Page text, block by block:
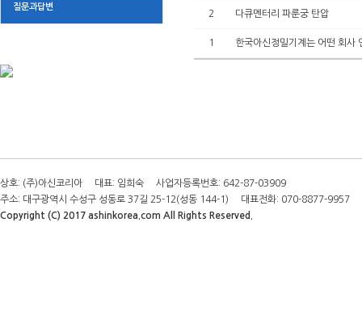
질문과답변
2 다큐멘터리 파룬궁 탄압
1 한국아신정밀기계는 어떤 회사
상호: (주)아신코리아 대표: 임희숙 사업자등록번호: 642-87-03909
주소: 대구광역시 수성구 성동로 37길 25-12(성동 144-1) 대표전화: 070-8877-
Copyright (C) 2017 ashinkorea.com All Rights Reserved.